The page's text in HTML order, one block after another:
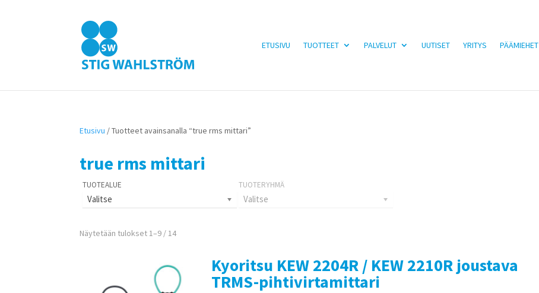
ETUSIVU TUOTTEET PALVELUT UUTISET YRITYS PÄÄMIEHET
Etusivu / Tuotteet avainsanalla “true rms mittari”
true rms mittari
Valitse Valitse
Näytetään tulokset 1–9 / 14
Kyoritsu KEW 2204R / KEW 2210R joustava
TRMS-pihtivirtamittari